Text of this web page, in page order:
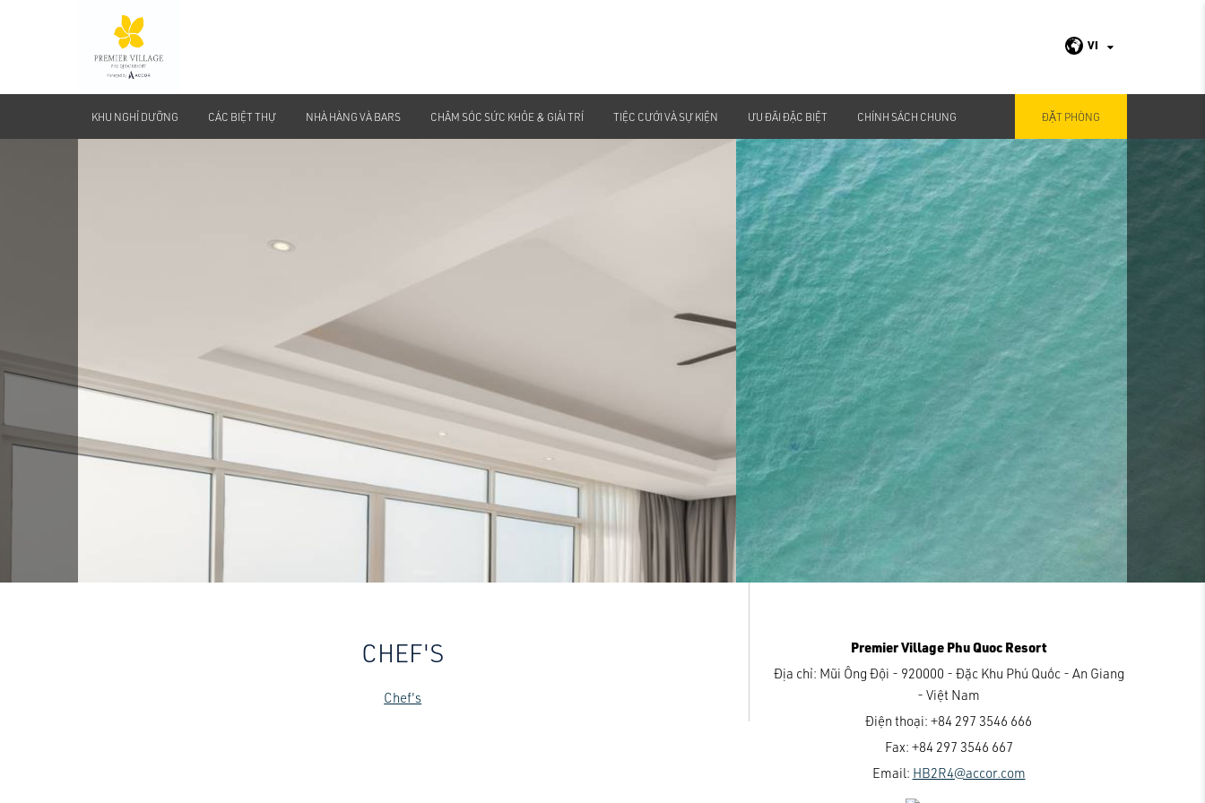
VI
KHU NGHỈ DƯỠNG CÁC BIỆT THỰ NHÀ HÀNG VÀ BARS CHĂM SÓC SỨC KHỎE & GIẢI TRÍ TIỆC CƯỚI VÀ SỰ KIỆN ƯU ĐÃI ĐẶC BIỆT CHÍNH SÁCH CHUNG ĐẶT PHÒNG
CHEF'S
Chef's
Premier Village Phu Quoc Resort
Địa chỉ: Mũi Ông Đội - 920000 - Đặc Khu Phú Quốc - An Giang
- Việt Nam
Điện thoại: +84 297 3546 666
Fax: +84 297 3546 667
Email: HB2R4@accor.com